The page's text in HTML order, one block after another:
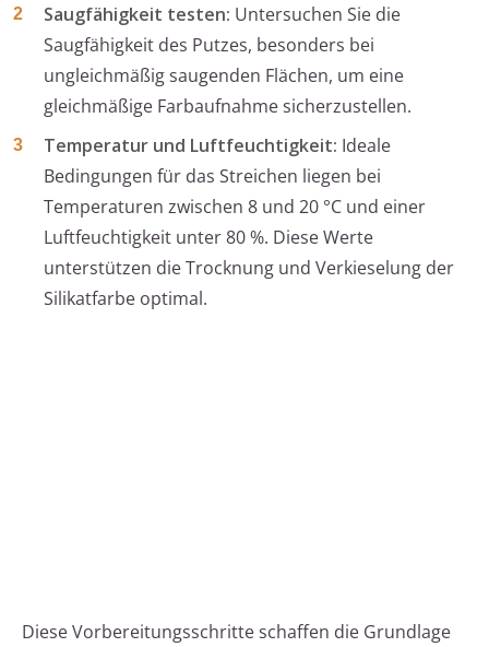
Saugfähigkeit testen: Untersuchen Sie die
Saugfähigkeit des Putzes, besonders bei
ungleichmäßig saugenden Flächen, um eine
gleichmäßige Farbaufnahme sicherzustellen.
Temperatur und Luftfeuchtigkeit: Ideale
Bedingungen für das Streichen liegen bei
Temperaturen zwischen 8 und 20 °C und einer
Luftfeuchtigkeit unter 80 %. Diese Werte
unterstützen die Trocknung und Verkieselung der
Silikatfarbe optimal.
Diese Vorbereitungsschritte schaffen die Grundlage